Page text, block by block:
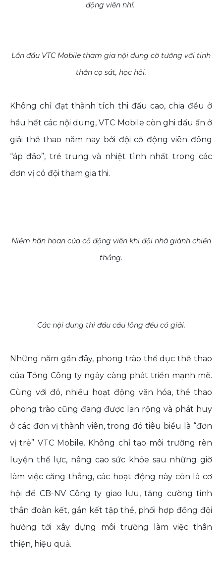
động viên nhí.
Lần đầu VTC Mobile tham gia nội dung cờ tướng với tinh
thần cọ sát, học hỏi.
Không chỉ đạt thành tích thi đấu cao, chia đều ở
hầu hết các nội dung, VTC Mobile còn ghi dấu ấn ở
giải thể thao năm nay bởi đội cổ động viên đông
“áp đảo”, trẻ trung và nhiệt tình nhất trong các
đơn vị có đội tham gia thi.
Niềm hân hoan của cổ động viên khi đội nhà giành chiến
thắng.
Các nội dung thi đấu cầu lông đều có giải.
Những năm gần đây, phong trào thể dục thể thao
của Tổng Công ty ngày càng phát triển mạnh mẽ.
Cùng với đó, nhiều hoạt động văn hóa, thể thao
phong trào cũng đang được lan rộng và phát huy
ở các đơn vị thành viên, trong đó tiêu biểu là “đơn
vị trẻ” VTC Mobile. Không chỉ tạo môi trường rèn
luyện thể lực, nâng cao sức khỏe sau những giờ
làm việc căng thẳng, các hoạt động này còn là cơ
hội để CB-NV Công ty giao lưu, tăng cường tinh
thần đoàn kết, gắn kết tập thể, phối hợp đồng đội
hướng tới xây dựng môi trường làm việc thân
thiện, hiệu quả.